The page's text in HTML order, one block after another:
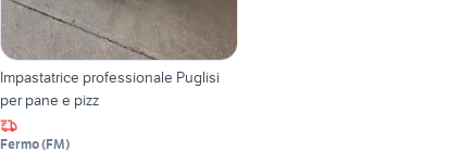
Impastatrice professionale Puglisi
per pane e pizz
Fermo(FM)